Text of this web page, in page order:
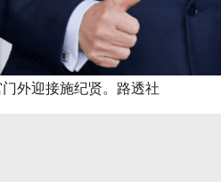
外迎接施纪贤。路透社